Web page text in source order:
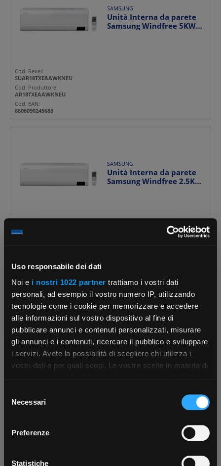
Uso responsabile dei dati
Noi e i nostri 1022 partner trattiamo i vostri dati
personali, ad esempio il vostro numero IP, utilizzando
tecnologie come i cookie per memorizzare e accedere
alle informazioni sul vostro dispositivo al fine di
pubblicare annunci e contenuti personalizzati, misurare
gli annunci e i contenuti, ricercare il pubblico e sviluppare
i servizi. Avete la possibilità di scegliere chi utilizza i
vostri dati e per quali scopi. Le vostre scelte in materia di
modificare o revocare il proprio consenso in qualsiasi
momento dalla Dichiarazione sui cookie o facendo clic
raccogliere informazioni sulla tua posizione
delNecessari
Preferenze
Statistiche
×
App Rexel Italia
tutti i servizi ovunque tu sia!
Scarica ora
SAMSUNG
Unità Interna da parete
Samsung Windfree 5KW
Cod. Rexel:
SUAR18TXEAAWKNEU
Cod. Produttore:
AR18TXEAAWKNEU
Cod. EAN:
8806090245688
SAMSUNG
Unità Interna da parete
Samsung Windfree 2.5KW
SUAR09TXEAAWKNEU
8806090235030
SAMSUNG
Unità Interna da parete
Samsung Windfree 3.5KW
A++/A+ 12000BTU
AR12TXEAAWKNEU